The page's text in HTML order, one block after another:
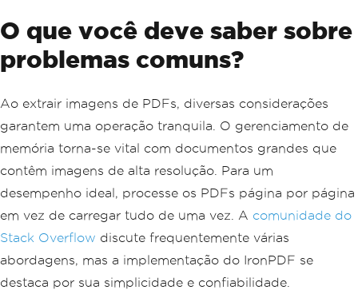
O que você deve saber sobre
problemas comuns?
Ao extrair imagens de PDFs, diversas considerações
garantem uma operação tranquila. O gerenciamento de
memória torna-se vital com documentos grandes que
contêm imagens de alta resolução. Para um
desempenho ideal, processe os PDFs página por página
em vez de carregar tudo de uma vez. A comunidade do
Stack Overflow discute frequentemente várias
abordagens, mas a implementação do IronPDF se
destaca por sua simplicidade e confiabilidade.